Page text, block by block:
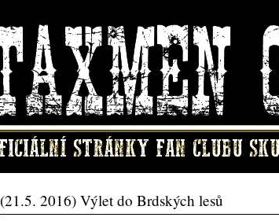
(21.5. 2016) Výlet do Brdských lesů